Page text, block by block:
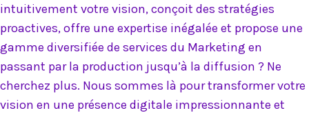
intuitivement votre vision, conçoit des stratégies
proactives, offre une expertise inégalée et propose une
gamme diversifiée de services du Marketing en
passant par la production jusqu’à la diffusion ? Ne
cherchez plus. Nous sommes là pour transformer votre
vision en une présence digitale impressionnante et